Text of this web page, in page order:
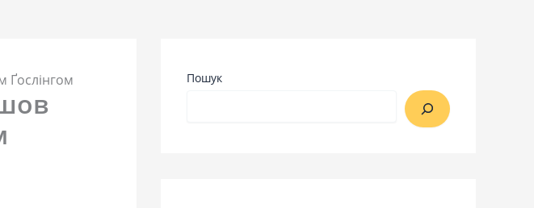
Ґослінгом Пошук